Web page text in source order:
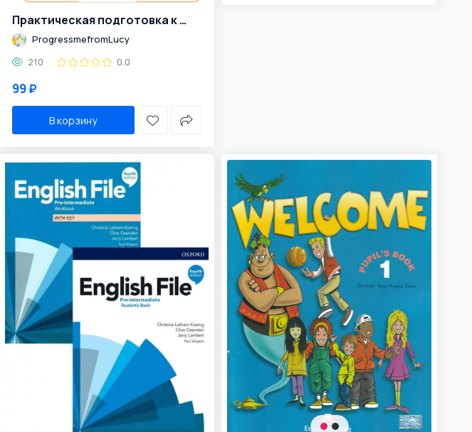
Практическая подготовка к ОГЭ по теме "Словообразование существительных"
ProgressmefromLucy
210
0.0
99 ₽
В корзину